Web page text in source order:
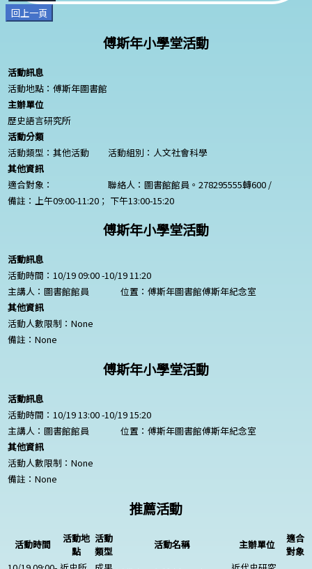
回上一頁
傅斯年小學堂活動
活動訊息
活動地點：傅斯年圖書館
主辦單位
歷史語言研究所
活動分類
活動類型：其他活動
活動組別：人文社會科學
其他資訊
適合對象：
聯絡人：圖書館館員。278295555轉600 /
備註：上午09:00-11:20； 下午13:00-15:20
傅斯年小學堂活動
活動訊息
活動時間：10/19 09:00 -10/19 11:20
主講人：圖書館館員
位置：傅斯年圖書館傅斯年紀念室
其他資訊
活動人數限制： None
備註： None
傅斯年小學堂活動
活動訊息
活動時間：10/19 13:00 -10/19 15:20
主講人：圖書館館員
位置：傅斯年圖書館傅斯年紀念室
其他資訊
活動人數限制： None
備註： None
推薦活動
活動時間
活動地
點
活動
類型
活動名稱 主辦單位
適合
對象